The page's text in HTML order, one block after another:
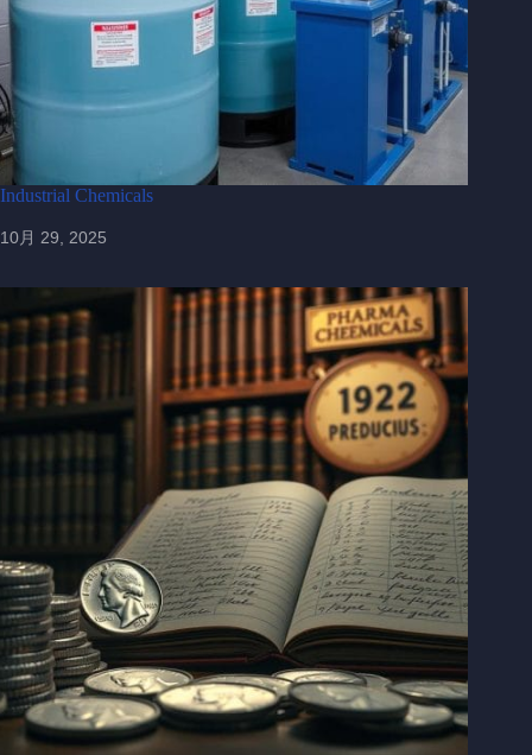
Industrial Chemicals
10月 29, 2025